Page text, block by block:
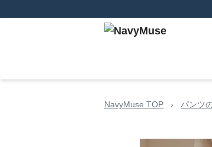
NavyMuse TOP › パンツ